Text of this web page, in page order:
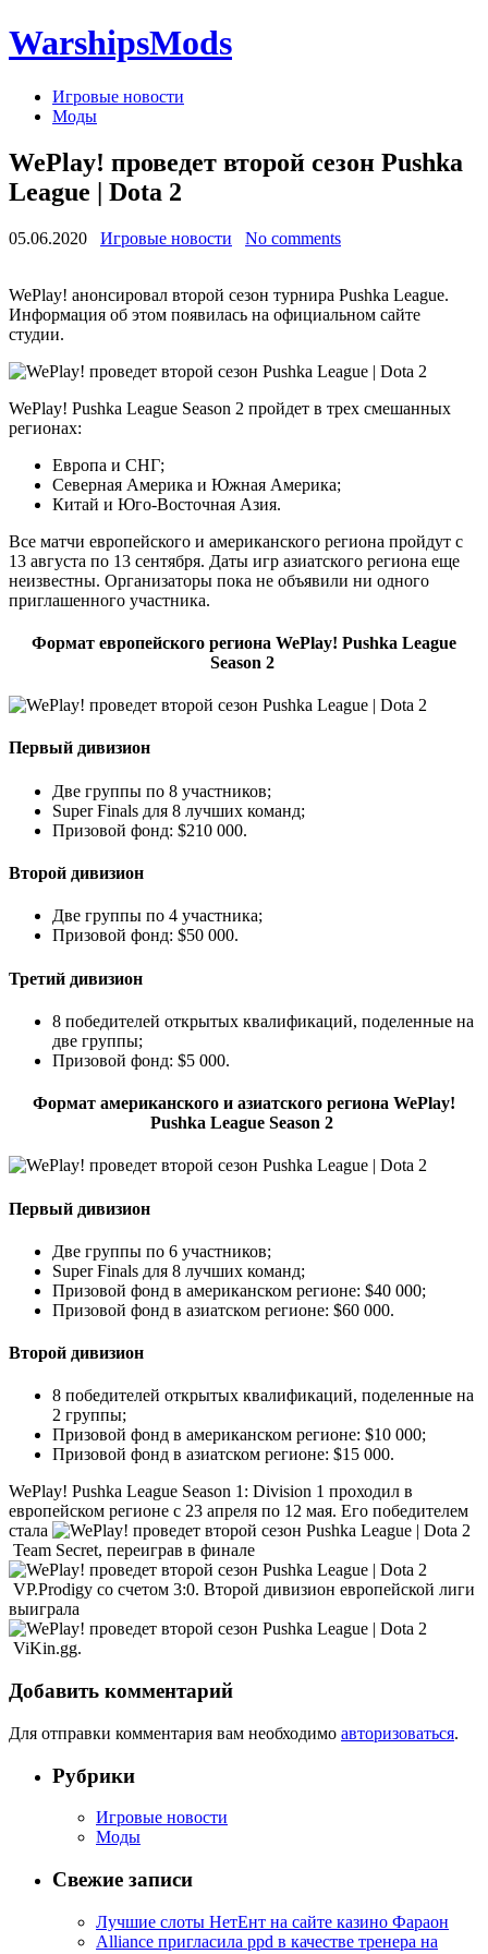
WarshipsMods
Игровые новости
Моды
WePlay! проведет второй сезон Pushka
League | Dota 2
05.06.2020 Игровые новости No comments
WePlay! анонсировал второй сезон турнира Pushka League.
Информация об этом появилась на официальном сайте
студии.
WePlay! Pushka League Season 2 пройдет в трех смешанных
регионах:
Европа и СНГ;
Северная Америка и Южная Америка;
Китай и Юго-Восточная Азия.
Все матчи европейского и американского региона пройдут с
13 августа по 13 сентября. Даты игр азиатского региона еще
неизвестны. Организаторы пока не объявили ни одного
приглашенного участника.
Формат европейского региона WePlay! Pushka League
Season 2
Первый дивизион
Две группы по 8 участников;
Super Finals для 8 лучших команд;
Призовой фонд: $210 000.
Второй дивизион
Две группы по 4 участника;
Призовой фонд: $50 000.
Третий дивизион
8 победителей открытых квалификаций, поделенные на
две группы;
Призовой фонд: $5 000.
Формат американского и азиатского региона WePlay!
Pushka League Season 2
Первый дивизион
Две группы по 6 участников;
Super Finals для 8 лучших команд;
Призовой фонд в американском регионе: $40 000;
Призовой фонд в азиатском регионе: $60 000.
Второй дивизион
8 победителей открытых квалификаций, поделенные на
2 группы;
Призовой фонд в американском регионе: $10 000;
Призовой фонд в азиатском регионе: $15 000.
WePlay! Pushka League Season 1: Division 1 проходил в
европейском регионе с 23 апреля по 12 мая. Его победителем
стала
Team Secret, переиграв в финале
VP.Prodigy со счетом 3:0. Второй дивизион европейской лиги
выиграла
ViKin.gg.
Добавить комментарий
Для отправки комментария вам необходимо авторизоваться.
Рубрики
Игровые новости
Моды
Свежие записи
Лучшие слоты НетЕнт на сайте казино Фараон
Alliance пригласила ppd в качестве тренера на